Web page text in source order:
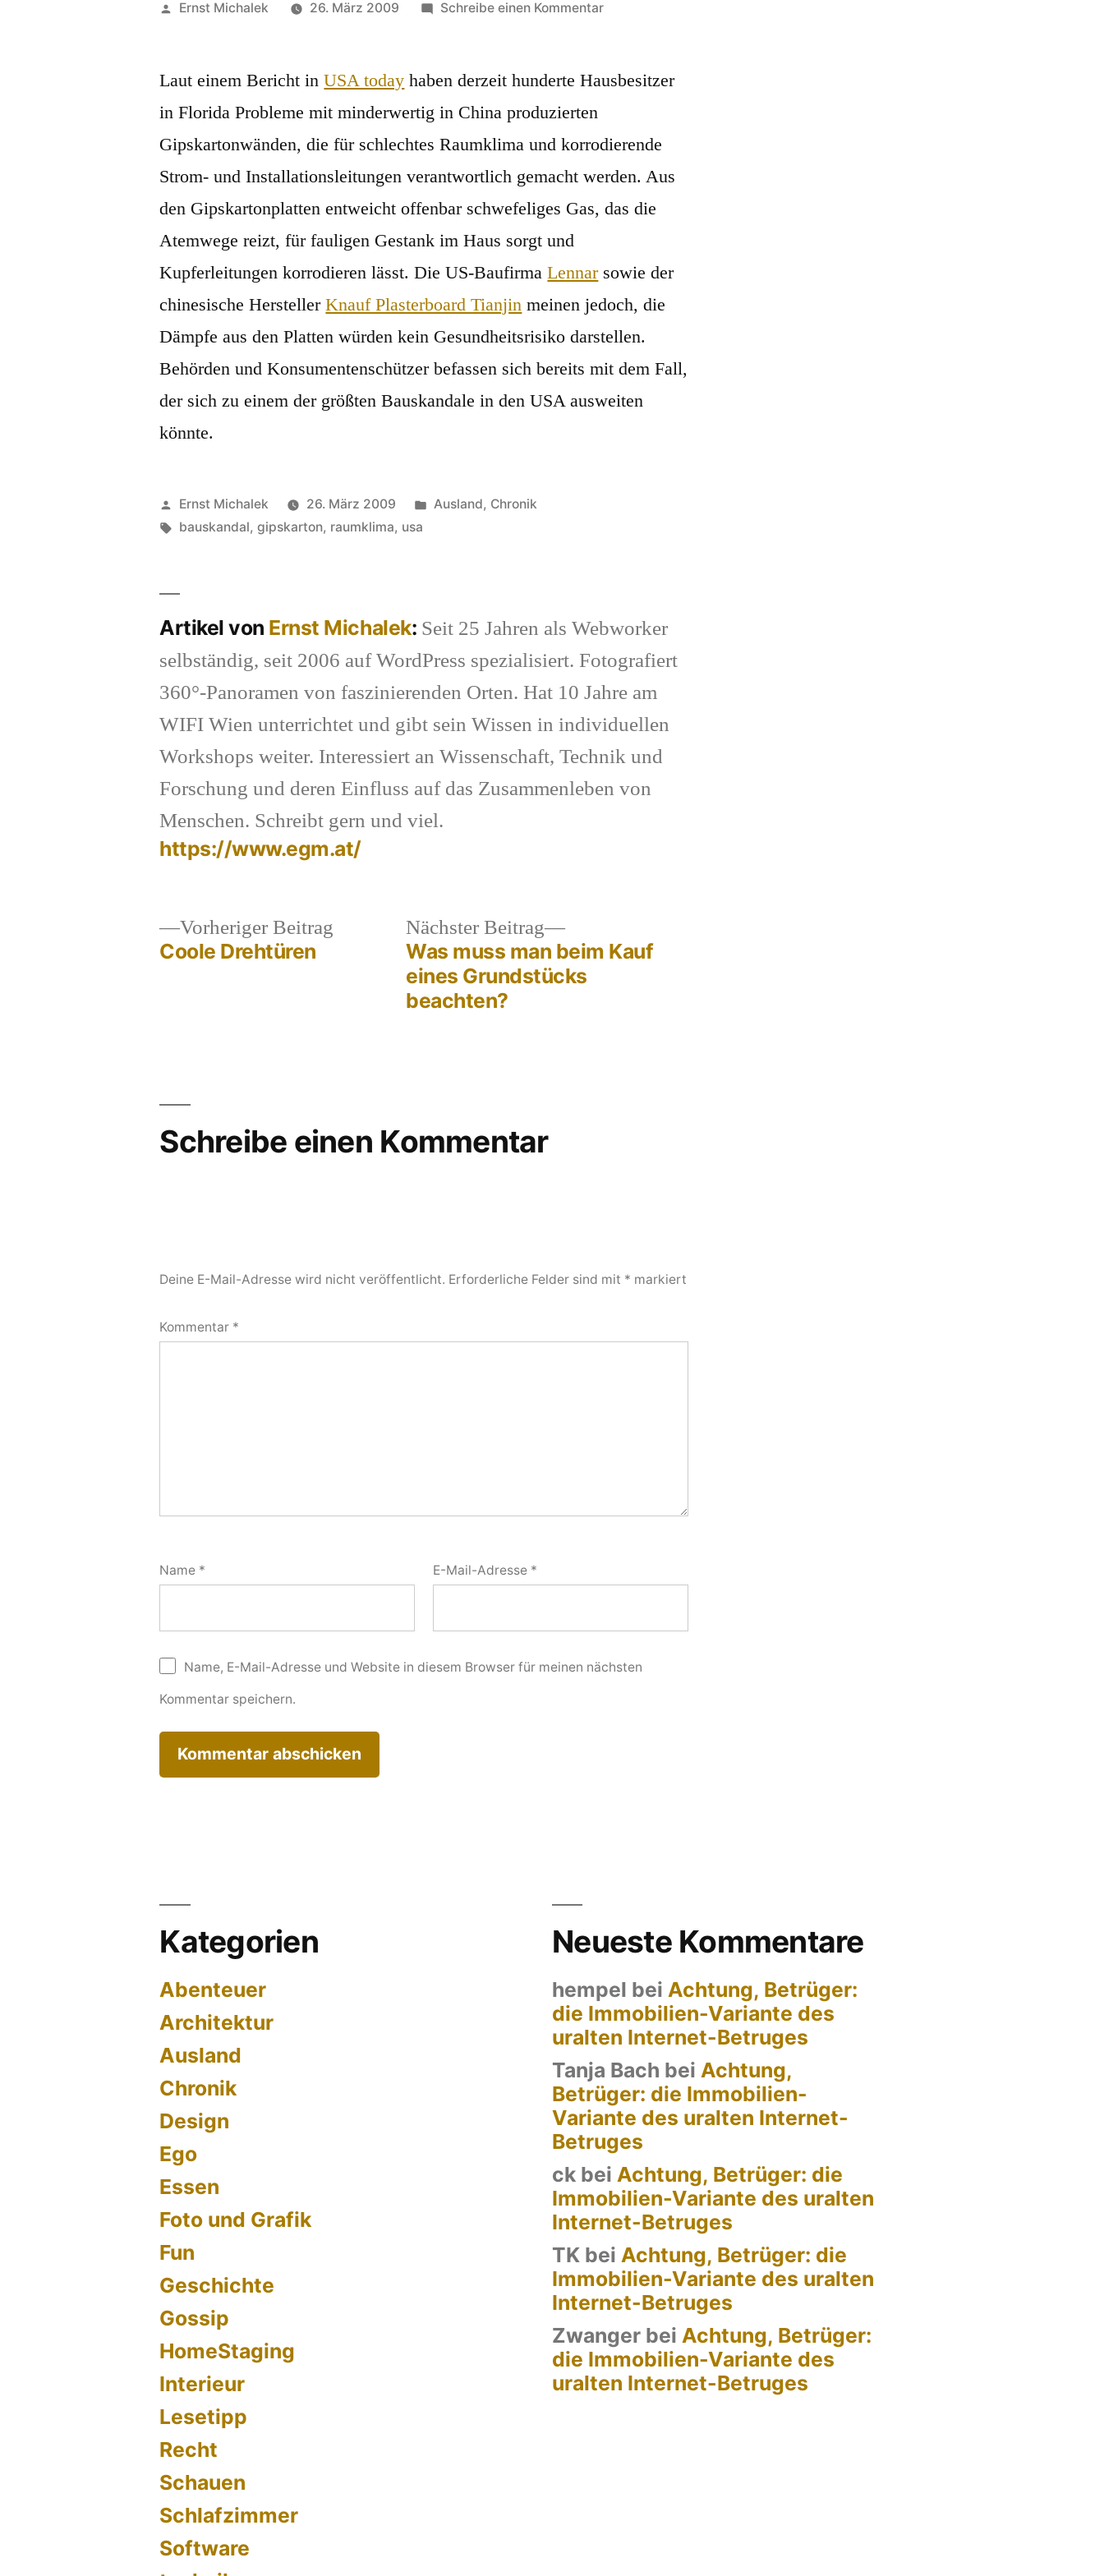
Veröffentlicht
Ernst Michalek 26. März 2009 Schreibe einen Kommentarzu
Gipskartonplatten
Laut einem Bericht inUSA today haben derzeit hunderte Hausbesitzer
in Florida Probleme mit minderwertig in China produzierten
Gipskartonwänden, die für schlechtes Raumklima und korrodierende
Strom- und Installationsleitungen verantwortlich gemacht werden. Aus
den Gipskartonplatten entweicht offenbar schwefeliges Gas, das die
Atemwege reizt, für fauligen Gestank im Haus sorgt und
Kupferleitungen korrodieren lässt. Die US-BaufirmaLennarsowie der
chinesische HerstellerKnauf Plasterboard Tianjin meinen jedoch, die
Dämpfe aus den Platten würden kein Gesundheitsrisiko darstellen.
Behörden und Konsumentenschützer befassen sich bereits mit dem Fall,
der sich zu einem der größten Bauskandale in den USA ausweiten
könnte.
Veröffentlicht
von
Ernst Michalek 26. März 2009
Veröffentlicht
Ausland, Chronik
Schlagwörter:
bauskandal,gipskarton, raumklima, usa
Artikel von Ernst Michalek: Seit 25 Jahren als Webworker
selbständig, seit 2006 auf WordPress spezialisiert. Fotografiert
360°-Panoramen von faszinierenden Orten. Hat 10 Jahre am
WIFI Wien unterrichtet und gibt sein Wissen in individuellen
Workshops weiter. Interessiert an Wissenschaft, Technik und
Forschung und deren Einfluss auf das Zusammenleben von
Menschen. Schreibt gern und viel.
https://www.egm.at/
Beitragsnavigation
Vorheriger Beitrag Vorheriger
Coole Drehtüren
Nächster Beitrag
Nächster
Beitrag:
Was muss man beim Kauf
eines Grundstücks
beachten?
Schreibe einen Kommentar
Deine E-Mail-Adresse wird nicht veröffentlicht. Erforderliche Felder sind mit * markiert
Kommentar *
Name * E-Mail-Adresse *
Name, E-Mail-Adresse und Website in diesem Browser für meinen nächsten
Kommentar speichern.
Kategorien
Abenteuer
Architektur
Ausland
Chronik
Design
Ego
Essen
Foto und Grafik
Fun
Geschichte
Gossip
HomeStaging
Interieur
Lesetipp
Recht
Schauen
Schlafzimmer
Software
Neueste Kommentare
hempel bei Achtung, Betrüger:
die Immobilien-Variante des
uralten Internet-Betruges
Tanja Bach bei Achtung,
Betrüger: die Immobilien-
Variante des uralten Internet-
Betruges
ck bei Achtung, Betrüger: die
Immobilien-Variante des uralten
Internet-Betruges
TK bei Achtung, Betrüger: die
Immobilien-Variante des uralten
Internet-Betruges
Zwanger bei Achtung, Betrüger:
die Immobilien-Variante des
uralten Internet-Betruges